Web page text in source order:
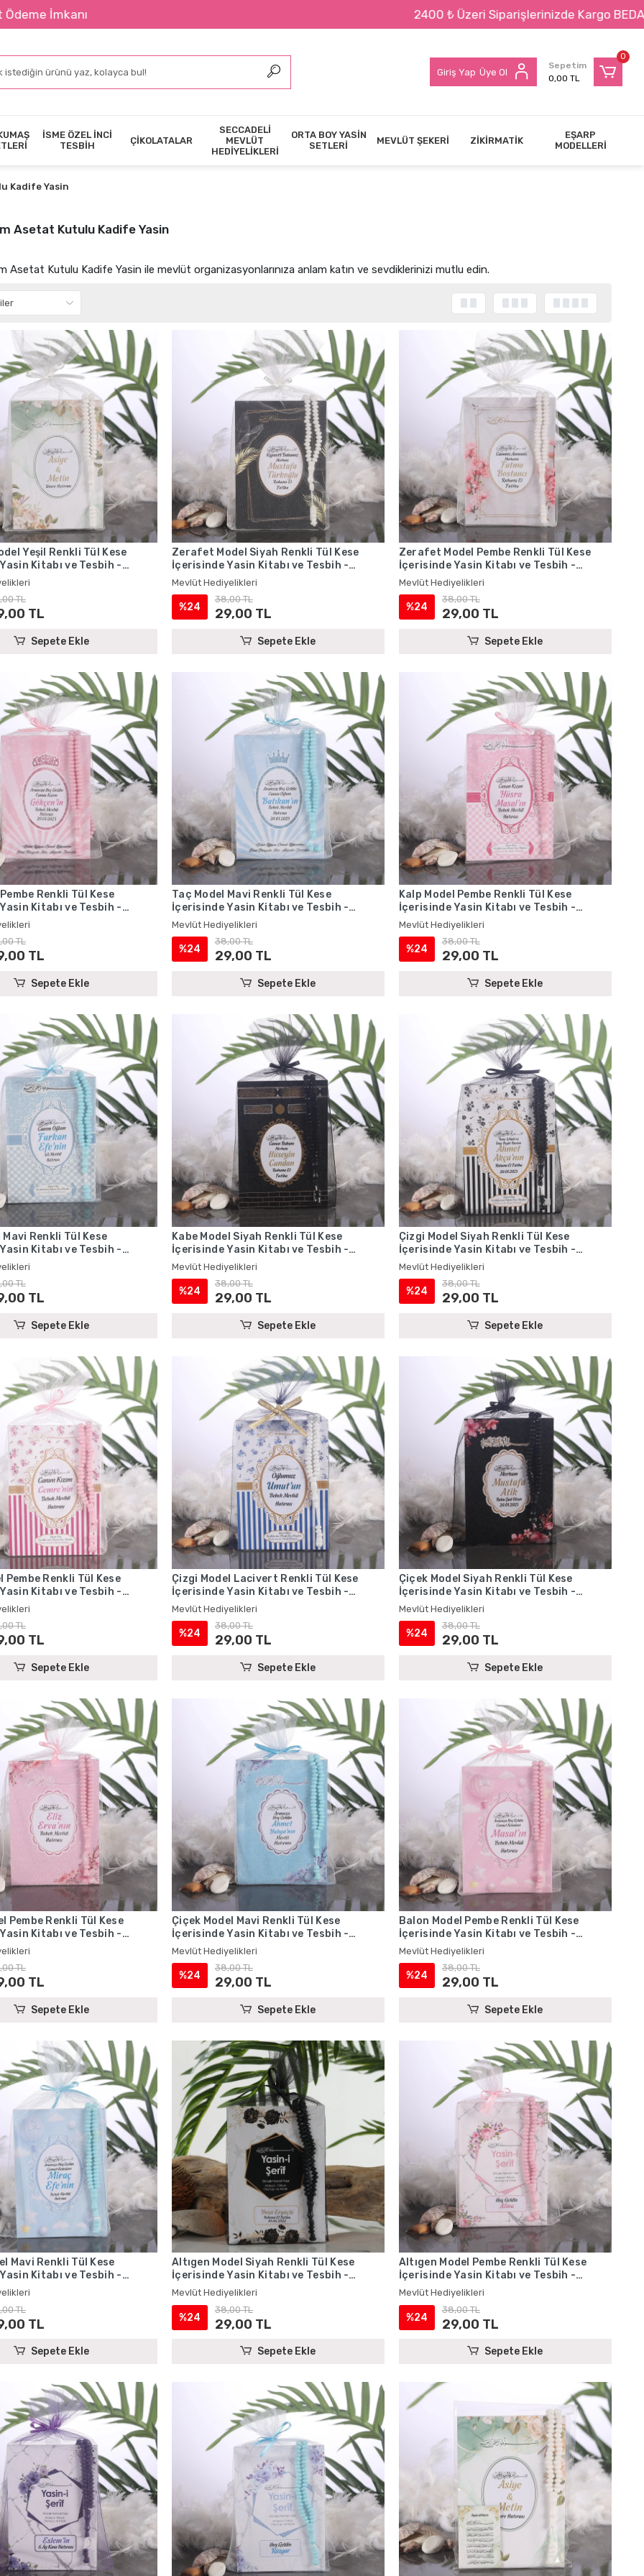
2400 ₺ Üzeri Siparişlerinizde Kargo BEDAVA !!!
Giriş Yap Üye Ol
0
Sepetim
0,00 TL
İSME ÖZEL İNCİ
TESBİH
ÇİKOLATALAR
SECCADELİ
MEVLÜT
HEDİYELİKLERİ
ORTA BOY YASİN
SETLERİ
MEVLÜT ŞEKERİ ZİKİRMATİK
EŞARP
MODELLERİ
Kadife Yasin
Asetat Kutulu Kadife Yasin
Asetat Kutulu Kadife Yasin ile mevlüt organizasyonlarınıza anlam katın ve sevdiklerinizi mutlu edin.
Yeşil Renkli Tül Kese
Kitabı ve Tesbih -
TL
TL
Sepete Ekle
Zerafet Model Siyah Renkli Tül Kese
İçerisinde Yasin Kitabı ve Tesbih -
Mevlüt Hediyelikleri
Mevlüt Hediyelikleri
%24
38,00 TL
29,00 TL
Sepete Ekle
Zerafet Model Pembe Renkli Tül Kese
İçerisinde Yasin Kitabı ve Tesbih -
Mevlüt Hediyelikleri
Mevlüt Hediyelikleri
%24
38,00 TL
29,00 TL
Sepete Ekle
Renkli Tül Kese
Kitabı ve Tesbih -
TL
TL
Sepete Ekle
Taç Model Mavi Renkli Tül Kese
İçerisinde Yasin Kitabı ve Tesbih -
Mevlüt Hediyelikleri
Mevlüt Hediyelikleri
%24
38,00 TL
29,00 TL
Sepete Ekle
Kalp Model Pembe Renkli Tül Kese
İçerisinde Yasin Kitabı ve Tesbih -
Mevlüt Hediyelikleri
Mevlüt Hediyelikleri
%24
38,00 TL
29,00 TL
Sepete Ekle
Mavi Renkli Tül Kese
Kitabı ve Tesbih -
TL
TL
Sepete Ekle
Kabe Model Siyah Renkli Tül Kese
İçerisinde Yasin Kitabı ve Tesbih -
Mevlüt Hediyelikleri
Mevlüt Hediyelikleri
%24
38,00 TL
29,00 TL
Sepete Ekle
Çizgi Model Siyah Renkli Tül Kese
İçerisinde Yasin Kitabı ve Tesbih -
Mevlüt Hediyelikleri
Mevlüt Hediyelikleri
%24
38,00 TL
29,00 TL
Sepete Ekle
Pembe Renkli Tül Kese
Kitabı ve Tesbih -
TL
TL
Sepete Ekle
Çizgi Model Lacivert Renkli Tül Kese
İçerisinde Yasin Kitabı ve Tesbih -
Mevlüt Hediyelikleri
Mevlüt Hediyelikleri
%24
38,00 TL
29,00 TL
Sepete Ekle
Çiçek Model Siyah Renkli Tül Kese
İçerisinde Yasin Kitabı ve Tesbih -
Mevlüt Hediyelikleri
Mevlüt Hediyelikleri
%24
38,00 TL
29,00 TL
Sepete Ekle
Pembe Renkli Tül Kese
Kitabı ve Tesbih -
TL
TL
Sepete Ekle
Çiçek Model Mavi Renkli Tül Kese
İçerisinde Yasin Kitabı ve Tesbih -
Mevlüt Hediyelikleri
Mevlüt Hediyelikleri
%24
38,00 TL
29,00 TL
Sepete Ekle
Balon Model Pembe Renkli Tül Kese
İçerisinde Yasin Kitabı ve Tesbih -
Mevlüt Hediyelikleri
Mevlüt Hediyelikleri
%24
38,00 TL
29,00 TL
Sepete Ekle
Mavi Renkli Tül Kese
Kitabı ve Tesbih -
TL
TL
Sepete Ekle
Altıgen Model Siyah Renkli Tül Kese
İçerisinde Yasin Kitabı ve Tesbih -
Mevlüt Hediyelikleri
Mevlüt Hediyelikleri
%24
38,00 TL
29,00 TL
Sepete Ekle
Altıgen Model Pembe Renkli Tül Kese
İçerisinde Yasin Kitabı ve Tesbih -
Mevlüt Hediyelikleri
Mevlüt Hediyelikleri
%24
38,00 TL
29,00 TL
Sepete Ekle